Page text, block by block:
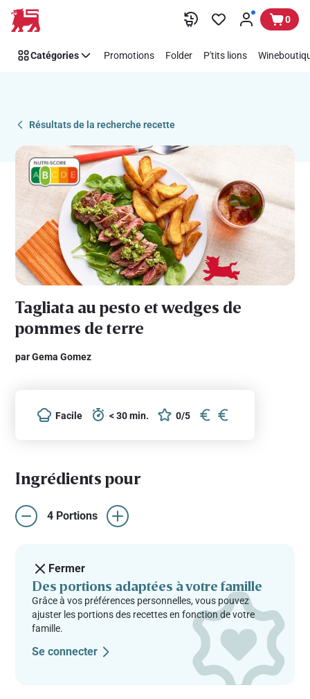
Passer
Recipe
Details
0
Catégories Promotions Folder P'tits lions
Résultats de la recherche recette
Tagliata au pesto et wedges de
pommes de terre
par Gema Gomez
Facile < 30 min. 0/5
Ingrédients pour
4 Portions
Fermer
Des portions adaptées à votre famille
Grâce à vos préférences personnelles, vous pouvez
ajuster les portions des recettes en fonction de votre
famille.
Se connecter